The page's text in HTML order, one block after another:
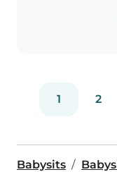
1 2
Babysits